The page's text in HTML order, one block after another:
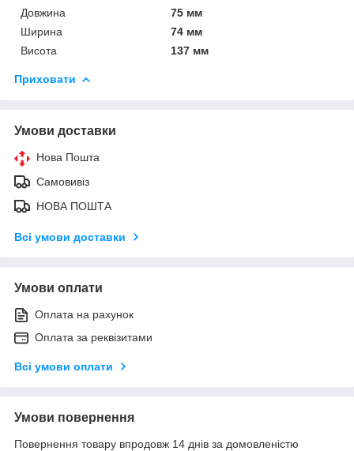
Довжина
75 мм
Ширина
74 мм
Висота
137 мм
Приховати
Умови доставки
Нова Пошта
Самовивіз
НОВА ПОШТА
Всі умови доставки
Умови оплати
Оплата на рахунок
Оплата за реквізитами
Всі умови оплати
Умови повернення
Повернення товару впродовж 14 днів за домовленістю